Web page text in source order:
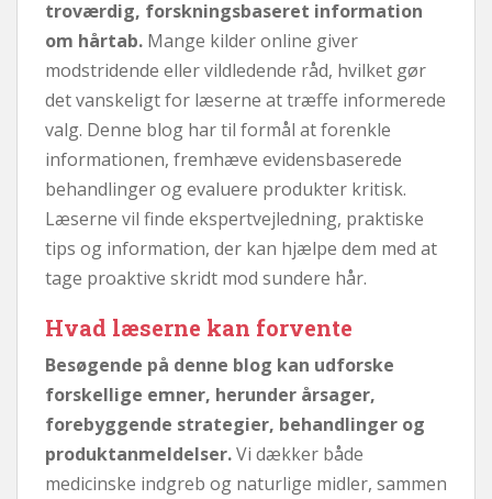
troværdig, forskningsbaseret information
om hårtab. Mange kilder online giver
modstridende eller vildledende råd, hvilket gør
det vanskeligt for læserne at træffe informerede
valg. Denne blog har til formål at forenkle
informationen, fremhæve evidensbaserede
behandlinger og evaluere produkter kritisk.
Læserne vil finde ekspertvejledning, praktiske
tips og information, der kan hjælpe dem med at
tage proaktive skridt mod sundere hår.
Hvad læserne kan forvente
Besøgende på denne blog kan udforske
forskellige emner, herunder årsager,
forebyggende strategier, behandlinger og
produktanmeldelser.Vi dækker både
medicinske indgreb og naturlige midler, sammen